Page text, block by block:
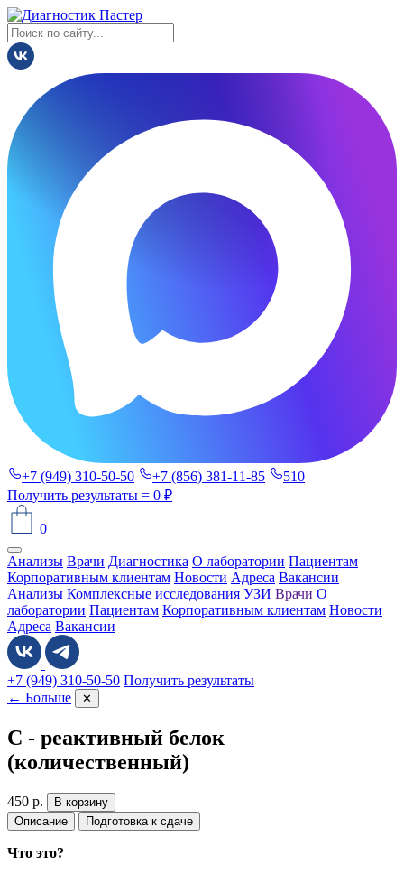
+7 (949) 310-50-50 +7 (856) 381-11-85
510
Получить результаты = 0 ₽
0
Анализы Врачи Диагностика О лаборатории Пациентам
Корпоративным клиентам Новости Адреса Вакансии
Анализы Комплексные исследования УЗИ Врачи О
лаборатории Пациентам Корпоративным клиентам Новости
Адреса Вакансии
+7 (949) 310-50-50 Получить результаты
← Больше
✕
С - реактивный белок
(количественный)
450 р.
В корзину
Описание
Подготовка к сдаче
Что это?